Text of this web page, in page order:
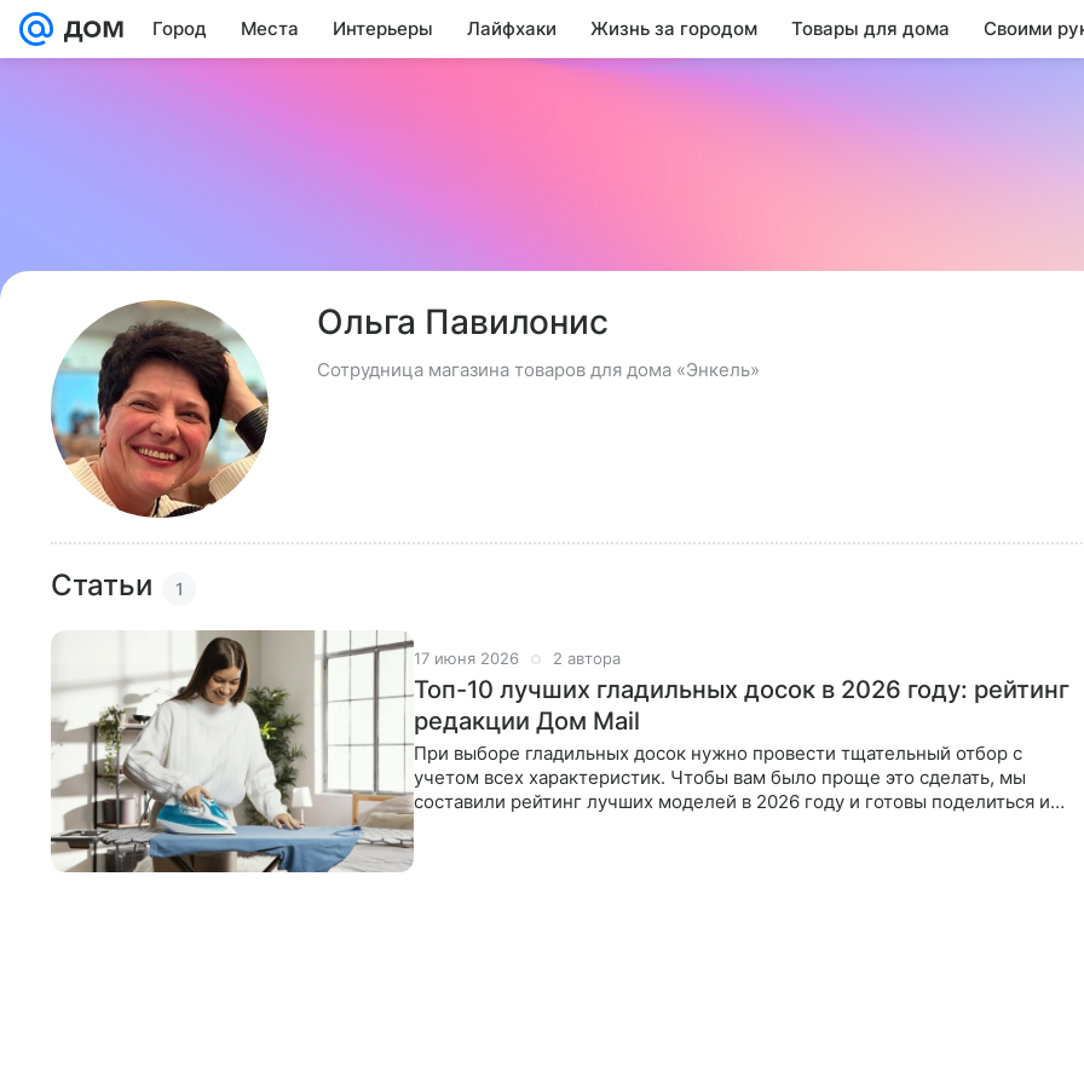
Город Места Интерьеры Лайфхаки Жизнь за городом Товары для дома Своими
Ольга Павилонис
Сотрудница магазина товаров для дома «Энкель»
Статьи 1
17 июня 2026 2 автора
Топ-10 лучших гладильных досок в 2026 году: рейтинг
редакции Дом Mail
При выборе гладильных досок нужно провести тщательный отбор с
учетом всех характеристик. Чтобы вам было проще это сделать, мы
составили рейтинг лучших моделей в 2026 году и готовы поделиться им